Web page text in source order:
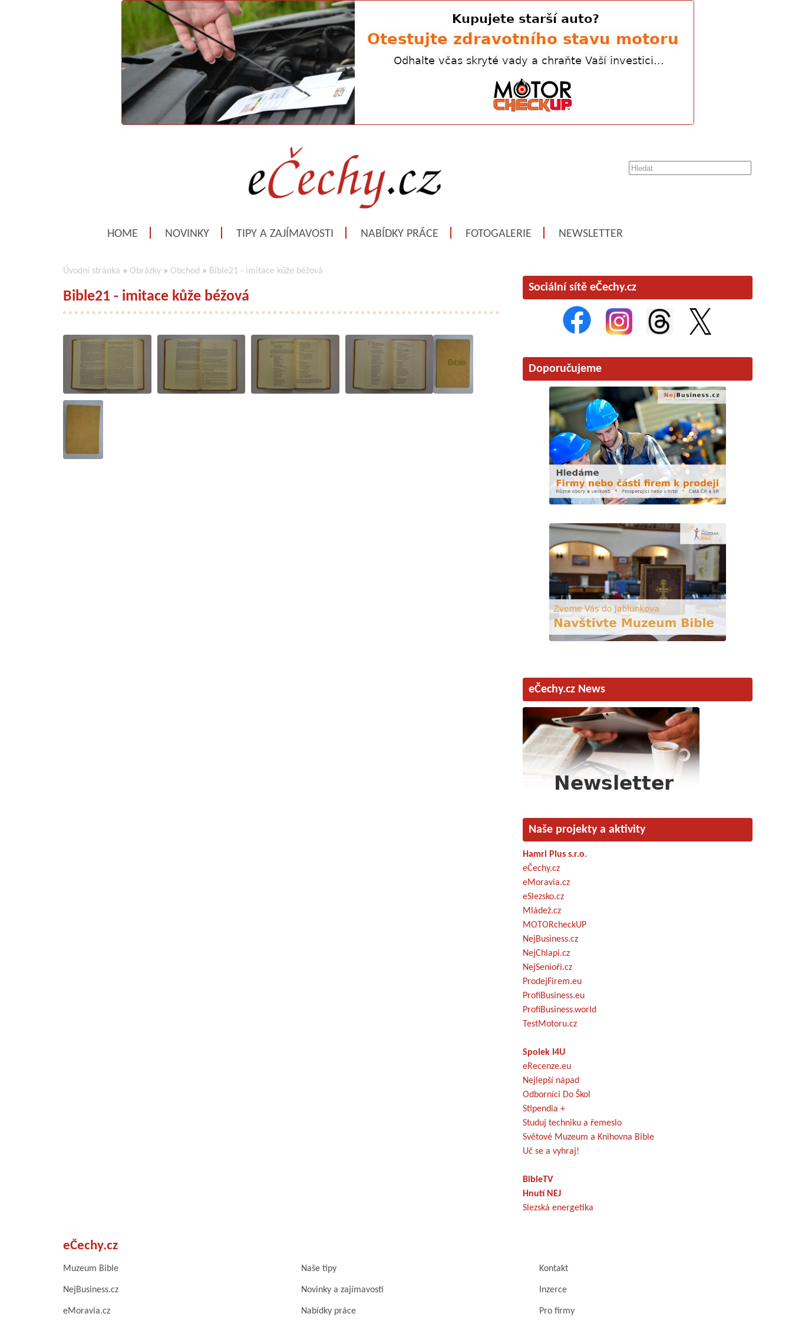
HOME NOVINKY TIPY A ZAJÍMAVOSTI NABÍDKY PRÁCE FOTOGALERIE NEWSLETTER
Úvodní stránka » Obrázky » Obchod » Bible21 - imitace kůže béžová
Bible21 - imitace kůže béžová
Sociální sítě eČechy.cz
Doporučujeme
eČechy.cz News
Naše projekty a aktivity
Hamri Plus s.r.o.
eČechy.cz
eMoravia.cz
eSlezsko.cz
Mládež.cz
MOTORcheckUP
NejBusiness.cz
NejChlapi.cz
NejSenioři.cz
ProdejFirem.eu
ProfiBusiness.eu
ProfiBusiness.world
TestMotoru.cz
Spolek I4U
eRecenze.eu
Nejlepší nápad
Odborníci Do Škol
Stipendia +
Studuj techniku a řemeslo
Světové Muzeum a Knihovna Bible
Uč se a vyhraj!
BibleTV
Hnutí NEJ
Slezská energetika
eČechy.cz
Muzeum Bible Naše tipy Kontakt
NejBusiness.cz Novinky a zajímavosti Inzerce
eMoravia.cz Nabídky práce Pro firmy